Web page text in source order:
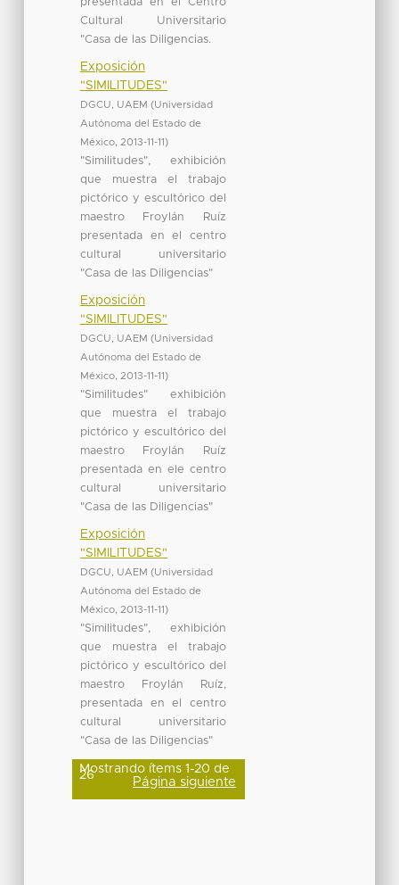
Cultural Universitario
"Casa de las Diligencias.
Exposición
"SIMILITUDES"
DGCU, UAEM (Universidad
Autónoma del Estado de
México, 2013-11-11)
"Similitudes", exhibición
que muestra el trabajo
pictórico y escultórico del
maestro Froylán Ruíz
presentada en el centro
cultural universitario
"Casa de las Diligencias"
Exposición
"SIMILITUDES"
DGCU, UAEM (Universidad
Autónoma del Estado de
México, 2013-11-11)
"Similitudes" exhibición
que muestra el trabajo
pictórico y escultórico del
maestro Froylán Ruíz
presentada en ele centro
cultural universitario
"Casa de las Diligencias"
Exposición
"SIMILITUDES"
DGCU, UAEM (Universidad
Autónoma del Estado de
México, 2013-11-11)
"Similitudes", exhibición
que muestra el trabajo
pictórico y escultórico del
maestro Froylán Ruíz,
presentada en el centro
cultural universitario
"Casa de las Diligencias"
Mostrando ítems 1-20 de
26 Página siguiente